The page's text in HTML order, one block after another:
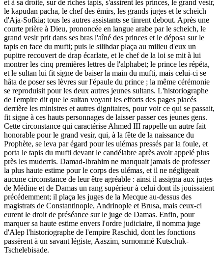
et à sa droite, sur de riches tapis, s'assirent les princes, le grand vesir,
le kapudan pacha, le chef des émirs, les grands juges et le scheich
d'Aja-Sofkia; tous les autres assistants se tinrent debout. Après une
courte prière à Dieu, prononcée en langue arabe par le scheich, le
grand vesir prit dans ses bras l'aîné des princes et le déposa sur le
tapis en face du mufti; puis le silihdar plaça au milieu d'eux un
pupitre recouvert de drap écarlate, et le chef de la loi se mit à lui
montrer les cinq premières lettres de l'alphabet; le prince les répéta,
et le sultan lui fit signe de baiser la main du mufti, mais celui-ci se
hâta de poser ses lèvres sur l'épaule du prince ; la même cérémonie
se reproduisit pour les deux autres jeunes sultans. L'historiographe
de l'empire dit que le sultan voyant les efforts des pages placés
derrière les ministres et autres dignitaires, pour voir ce qui se passait,
fit signe à ces hauts personnages de laisser passer ces jeunes gens.
Cette circonstance qui caractérise Ahmed III rappelle un autre fait
honorable pour le grand vesir, qui, à la fête de la naissance du
Prophète, se leva par égard pour les ulémas pressés par la foule, et
porta le tapis du mufti devant le candélabre après avoir appelé plus
près les muderris. Damad-Ibrahim ne manquait jamais de professer
la plus haute estime pour le corps des ulémas, et il ne négligeait
aucune circonstance de leur être agréable : ainsi il assigna aux juges
de Médine et de Damas un rang supérieur à celui dont ils jouissaient
précédemment; il plaça les juges de la Mecque au-dessus des
magistrats de Constantinople, Andrinople et Brusa, mais ceux-ci
eurent le droit de préséance sur le juge de Damas. Enfin, pour
marquer sa haute estime envers l'ordre judiciaire, il nomma juge
d'Alep l'historiographe de l'empire Raschid, dont les fonctions
passèrent à un savant légiste, Aaszim, surnommé Kutschuk-
Tschelebisade.